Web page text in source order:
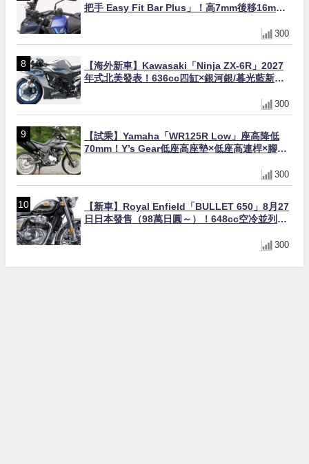
把手 Easy Fit Bar Plus」！高7mm後移16mm
300
【海外新車】Kawasaki「Ninja ZX-6R」2027
年式北美發表！636cc四缸×銀河銀/暮光藍新色
300
【試乘】Yamaha「WR125R Low」座高降低
70mm！Y’s Gear低座高座墊×低座高連桿×腳踏
300
【新車】Royal Enfield「BULLET 650」8月27
日日本發售（98萬日圓～）！648cc空冷並列雙
300